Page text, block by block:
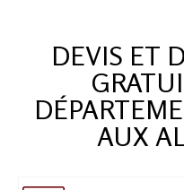
DEVIS ET
AUX